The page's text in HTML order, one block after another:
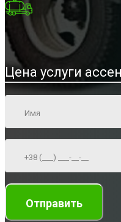
Цена услуги